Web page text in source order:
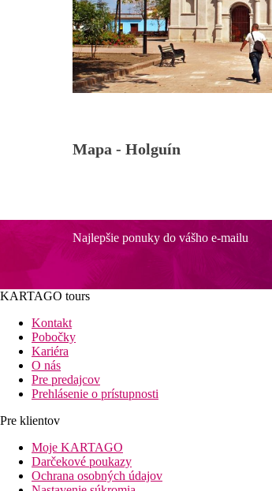
Mapa - Holguín
Najlepšie ponuky do vášho e-mailu
KARTAGO tours
Kontakt
Pobočky
Kariéra
O nás
Pre predajcov
Prehlásenie o prístupnosti
Pre klientov
Moje KARTAGO
Darčekové poukazy
Ochrana osobných údajov